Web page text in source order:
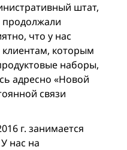
штат,
что у нас
которым
наборы,
адресно «Новой
связи
г. занимается
нас на